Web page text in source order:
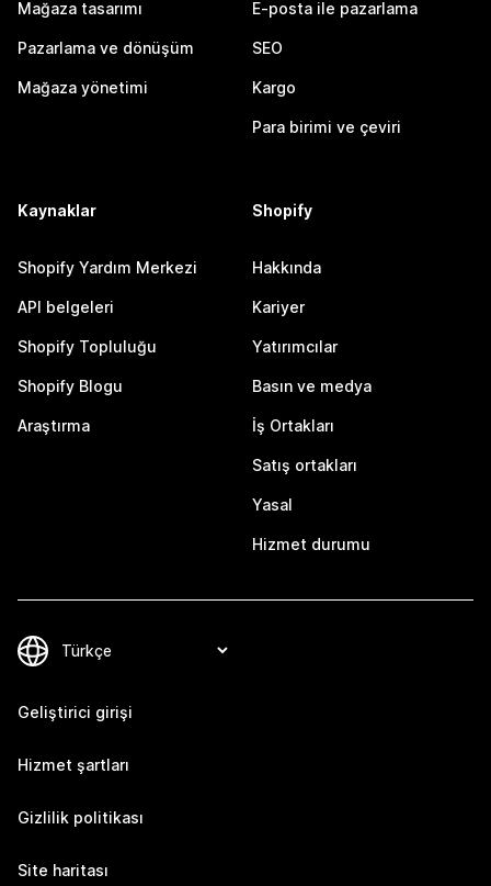
Mağaza tasarımı
Pazarlama ve dönüşüm
Mağaza yönetimi
E-posta ile pazarlama
SEO
Kargo
Para birimi ve çeviri
Kaynaklar
Shopify Yardım Merkezi
API belgeleri
Shopify Topluluğu
Shopify Blogu
Araştırma
Shopify
Hakkında
Kariyer
Yatırımcılar
Basın ve medya
İş Ortakları
Satış ortakları
Yasal
Hizmet durumu
Geliştirici girişi
Hizmet şartları
Gizlilik politikası
Site haritası